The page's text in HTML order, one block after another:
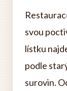
svou
lístku
podle
surovin.